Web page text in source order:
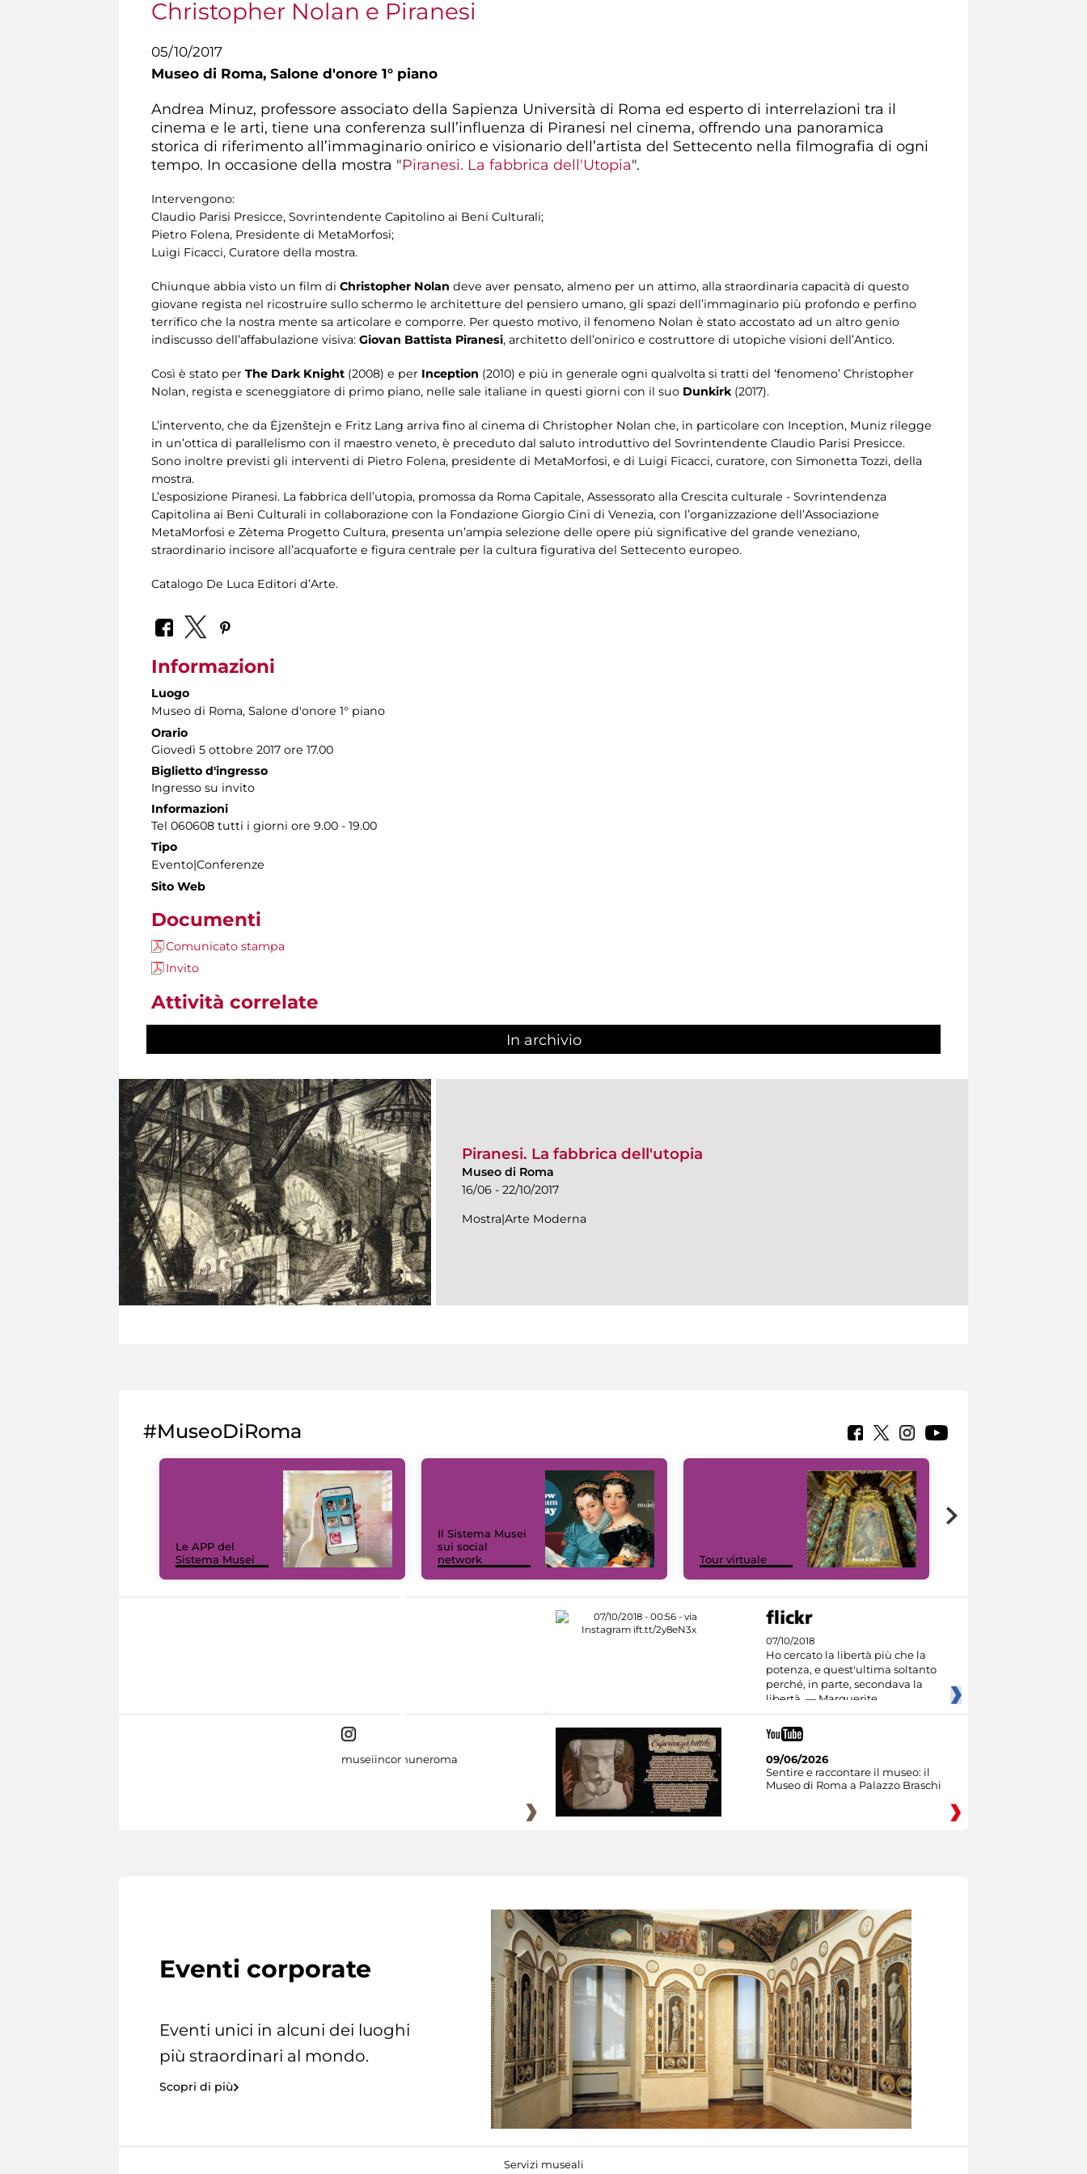
Christopher Nolan e Piranesi
05/10/2017
Museo di Roma, Salone d'onore 1° piano
Andrea Minuz, professore associato della Sapienza Università di Roma ed esperto di interrelazioni tra il
cinema e le arti, tiene una conferenza sull’influenza di Piranesi nel cinema, offrendo una panoramica
storica di riferimento all’immaginario onirico e visionario dell’artista del Settecento nella filmografia di ogni
tempo. In occasione della mostra "Piranesi. La fabbrica dell'Utopia".
Intervengono:
Claudio Parisi Presicce, Sovrintendente Capitolino ai Beni Culturali;
Pietro Folena, Presidente di MetaMorfosi;
Luigi Ficacci, Curatore della mostra.
Chiunque abbia visto un film di Christopher Nolan deve aver pensato, almeno per un attimo, alla straordinaria capacità di questo
giovane regista nel ricostruire sullo schermo le architetture del pensiero umano, gli spazi dell’immaginario più profondo e perfino
terrifico che la nostra mente sa articolare e comporre. Per questo motivo, il fenomeno Nolan è stato accostato ad un altro genio
indiscusso dell’affabulazione visiva: Giovan Battista Piranesi, architetto dell’onirico e costruttore di utopiche visioni dell’Antico.
Così è stato per The Dark Knight (2008) e per Inception (2010) e più in generale ogni qualvolta si tratti del ‘fenomeno’ Christopher
Nolan, regista e sceneggiatore di primo piano, nelle sale italiane in questi giorni con il suo Dunkirk(2017).
L’intervento, che da Ėjzenštejn e Fritz Lang arriva fino al cinema di Christopher Nolan che, in particolare con Inception, Muniz rilegge
in un’ottica di parallelismo con il maestro veneto, è preceduto dal saluto introduttivo del Sovrintendente Claudio Parisi Presicce.
Sono inoltre previsti gli interventi di Pietro Folena, presidente di MetaMorfosi, e di Luigi Ficacci, curatore, con Simonetta Tozzi, della
mostra.
L’esposizione Piranesi. La fabbrica dell’utopia, promossa da Roma Capitale, Assessorato alla Crescita culturale - Sovrintendenza
Capitolina ai Beni Culturali in collaborazione con la Fondazione Giorgio Cini di Venezia, con l’organizzazione dell’Associazione
MetaMorfosi e Zètema Progetto Cultura, presenta un’ampia selezione delle opere più significative del grande veneziano,
straordinario incisore all’acquaforte e figura centrale per la cultura figurativa del Settecento europeo.
Catalogo De Luca Editori d’Arte.
Informazioni
Luogo
Museo di Roma, Salone d'onore 1° piano
Orario
Giovedì 5 ottobre 2017 ore 17.00
Biglietto d'ingresso
Ingresso su invito
Informazioni
Tel 060608 tutti i giorni ore 9.00 - 19.00
Tipo
Evento|Conferenze
Sito Web
Documenti
Comunicato stampa
Invito
Attività correlate
In archivio
Piranesi. La fabbrica dell'utopia
Museo di Roma
16/06 - 22/10/2017
Mostra|Arte Moderna
#MuseoDiRoma
Le APP del
Sistema Musei
Il Sistema Musei
sui social
network
Tour virtuale
07/10/2018
Ho cercato la libertà più che la
potenza, e quest'ultima soltanto
perché, in parte, secondava la
libertà. — Marguerite
museiincomuneroma
09/06/2026
Sentire e raccontare il museo: il
Museo di Roma a Palazzo Braschi
Eventi corporate
Eventi unici in alcuni dei luoghi
più straordinari al mondo.
Scopri di più
Servizi museali